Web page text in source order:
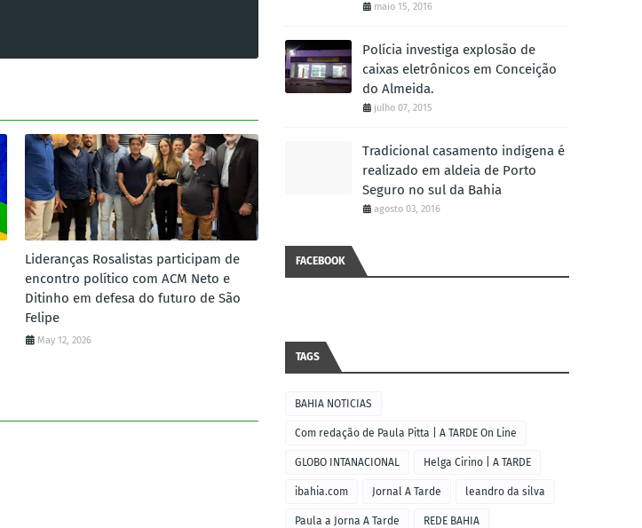
Lideranças Rosalistas participam de
encontro político com ACM Neto e
Ditinho em defesa do futuro de São
Felipe
May 12, 2026
maio 15, 2016
Polícia investiga explosão de
caixas eletrônicos em Conceição
do Almeida.
julho 07, 2015
Tradicional casamento indígena é
realizado em aldeia de Porto
Seguro no sul da Bahia
agosto 03, 2016
FACEBOOK
TAGS
BAHIA NOTICIAS
Com redação de Paula Pitta | A TARDE On Line
GLOBO INTANACIONAL Helga Cirino | A TARDE
ibahia.com Jornal A Tarde leandro da silva
Paula a Jorna A Tarde REDE BAHIA